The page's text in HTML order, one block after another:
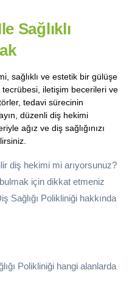
Sağlıklı
sağlıklı ve estetik bir gülüşe
tecrübesi, iletişim becerileri ve
tedavi sürecinin
düzenli diş hekimi
ağız ve diş sağlığınızı
diş hekimi mi arıyorsunuz?
için dikkat etmeniz
Sağlığı Polikliniği hakkında
Polikliniği hangi alanlarda